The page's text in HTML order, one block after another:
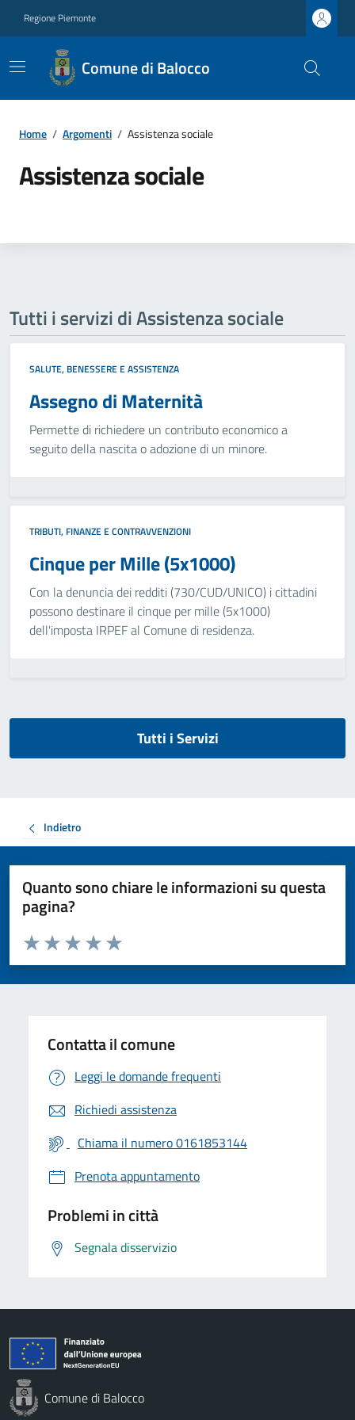
Regione Piemonte
Comune di Balocco
Home / Argomenti / Assistenza sociale
Assistenza sociale
Tutti i servizi di Assistenza sociale
SALUTE, BENESSERE E ASSISTENZA
Assegno di Maternità
Permette di richiedere un contributo economico a
seguito della nascita o adozione di un minore.
TRIBUTI, FINANZE E CONTRAVVENZIONI
Cinque per Mille (5x1000)
Con la denuncia dei redditi (730/CUD/UNICO) i cittadini
possono destinare il cinque per mille (5x1000)
dell'imposta IRPEF al Comune di residenza.
Tutti i Servizi
Indietro
Quanto sono chiare le informazioni su questa
pagina?
Valuta da 1 a 5 stelle la pagina
Valuta 5 stelle su 5
Valuta 4 stelle su 5
Valuta 3 stelle su 5
Valuta 2 stelle su 5
Valuta 1 stelle su 5
Contatta il comune
Leggi le domande frequenti
Richiedi assistenza
Chiama il numero 0161853144
Prenota appuntamento
Problemi in città
Segnala disservizio
Comune di Balocco